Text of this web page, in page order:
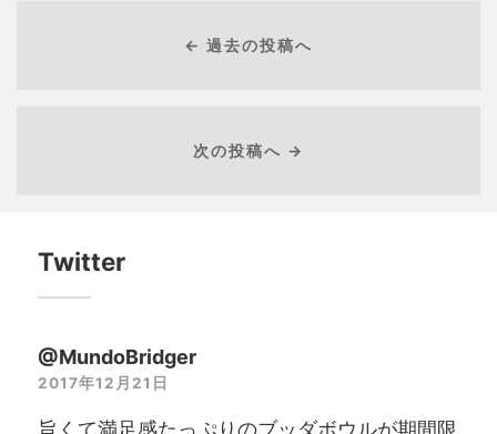
← 過去の投稿へ
次の投稿へ →
Twitter
@MundoBridger
2017年12月21日
旨くて満足感たっぷりのブッダボウルが期間限